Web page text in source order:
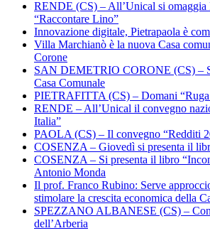
RENDE (CS) – All’Unical si omaggia
“Raccontare Lino”
Innovazione digitale, Pietrapaola è
Villa Marchianò è la nuova Casa
Corone
SAN DEMETRIO CORONE (CS) –
Casa Comunale
PIETRAFITTA (CS) – Domani
RENDE – All’Unical il convegno
Italia”
PAOLA (CS) – Il convegno “Redditi
COSENZA – Giovedì si presenta il
COSENZA – Si presenta il libro
Antonio Monda
Il prof. Franco Rubino: Serve
stimolare la crescita economica della
SPEZZANO ALBANESE (CS) –
dell’Arberia